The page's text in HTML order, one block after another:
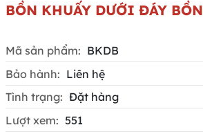
BỒN KHUẤY DƯỚI ĐÁY BỒN
Mã sản phẩm: BKDB
Bảo hành: Liên hệ
Tình trạng: Đặt hàng
Lượt xem: 551